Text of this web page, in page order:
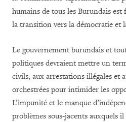
humains de tous les Burundais
la transition vers la démocratie et
Le gouvernement burundais et
politiques devraient mettre un
civils, aux arrestations illégales et
orchestrées pour intimider les
L’impunité et le manque
problèmes sous-jacents auxquels